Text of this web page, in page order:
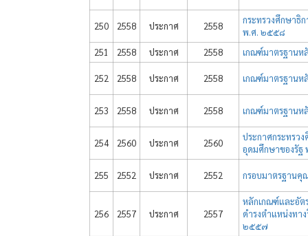
250 2558 ประกาศ 2558
กระทรวงศึกษาธิ
พ.ศ. ๒๕๕๘
251
2558 ประกาศ 2558 เกณฑ์มาตรฐาน
252 2558 ประกาศ 2558 เกณฑ์มาตรฐานห
253 2558 ประกาศ 2558 เกณฑ์มาตรฐานห
254 2560 ประกาศ 2560
ประกาศกระทรว
อุดมศึกษาของรั
255 2552 ประกาศ 2552 กรอบมาตรฐาน
256 2557 ประกาศ 2557
หลักเกณฑ์และอัต
ดำรงตำแหน่งทา
๒๕๕๗